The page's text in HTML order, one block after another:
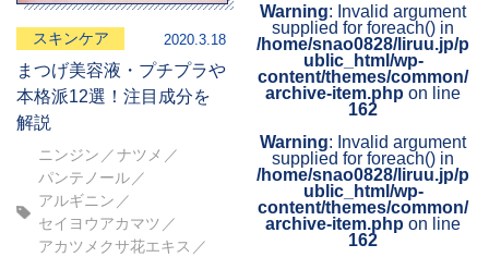
スキンケア 2020.3.18
まつげ美容液・プチプラや
本格派12選！注目成分を
解説
ニンジン
ナツメ
パンテノール
アルギニン
セイヨウアカマツ
アカツメクサ花エキス
Warning: Invalid argument
supplied for foreach() in
/home/snao0828/liruu.jp/p
ublic_html/wp-
content/themes/common/
archive-item.php on line
162
Warning: Invalid argument
supplied for foreach() in
/home/snao0828/liruu.jp/p
ublic_html/wp-
content/themes/common/
archive-item.php on line
162